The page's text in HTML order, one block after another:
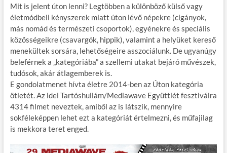
e
b
o
o
k
itt
er
ail m
bl
r
er
es
t
za
m
e
g
Mit is jelent úton lenni? Legtöbben a különböző külső vagy
életmódbeli kényszerek miatt úton lévő népekre (cigányok,
más nomád és természeti csoportok), egyénekre és speciális
közösségeikre (csavargók, hippik), valamint a helyüket kereső
menekültek sorsára, lehetőségeire asszociálunk. De ugyanúgy
beleférnek a „kategóriába” a szellemi utakat bejáró művészek,
tudósok, akár átlagemberek is.
E gondolatmenet hívta életre 2014-ben az Úton kategória
ötletét. Az idei Tartóshullám/Mediawave Együttlét fesztiválra
4314 filmet neveztek, amiből az is látszik, mennyire
sokféleképpen lehet ezt a kategóriát értelmezni, és műfajilag
is mekkora teret enged.